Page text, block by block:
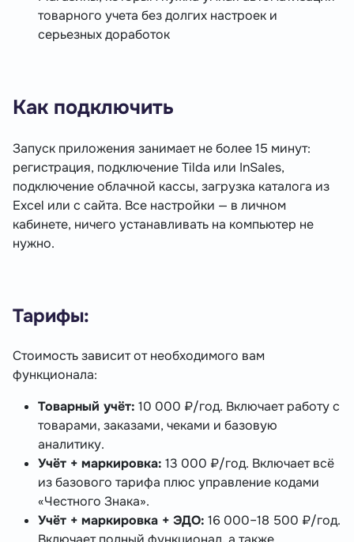
товарного учета без долгих настроек и
серьезных доработок
Как подключить
Запуск приложения занимает не более 15 минут:
регистрация, подключение Tilda или InSales,
подключение облачной кассы, загрузка каталога из
Excel или с сайта. Все настройки — в личном
кабинете, ничего устанавливать на компьютер не
нужно.
Тарифы:
Стоимость зависит от необходимого вам
функционала:
Товарный учёт: 10 000 ₽/год. Включает работу с
товарами, заказами, чеками и базовую
аналитику.
Учёт + маркировка: 13 000 ₽/год. Включает всё
из базового тарифа плюс управление кодами
«Честного Знака».
Учёт + маркировка + ЭДО: 16 000–18 500 ₽/год.